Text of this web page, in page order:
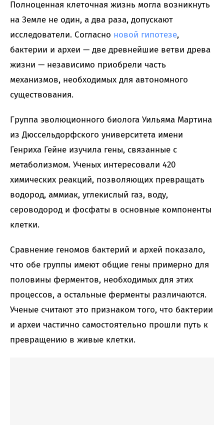
Полноценная клеточная жизнь могла возникнуть
на Земле не один, а два раза, допускают
исследователи. Согласно новой гипотезе,
бактерии и археи — две древнейшие ветви древа
жизни — независимо приобрели часть
механизмов, необходимых для автономного
существования.
Группа эволюционного биолога Уильяма Мартина
из Дюссельдорфского университета имени
Генриха Гейне изучила гены, связанные с
метаболизмом. Ученых интересовали 420
химических реакций, позволяющих превращать
водород, аммиак, углекислый газ, воду,
сероводород и фосфаты в основные компоненты
клетки.
Сравнение геномов бактерий и архей показало,
что обе группы имеют общие гены примерно для
половины ферментов, необходимых для этих
процессов, а остальные ферменты различаются.
Ученые считают это признаком того, что бактерии
и археи частично самостоятельно прошли путь к
превращению в живые клетки.